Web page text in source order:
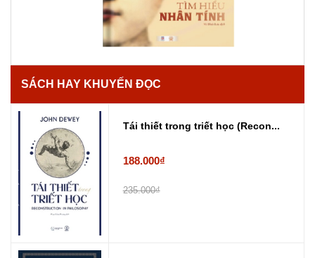
SÁCH HAY KHUYẾN ĐỌC
Tái thiết trong triết học (Recon...
188.000₫
235.000₫